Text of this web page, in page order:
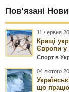
Пов’язані
11 червня
Кращі
Європи у
Спорт в
04 лютого
що